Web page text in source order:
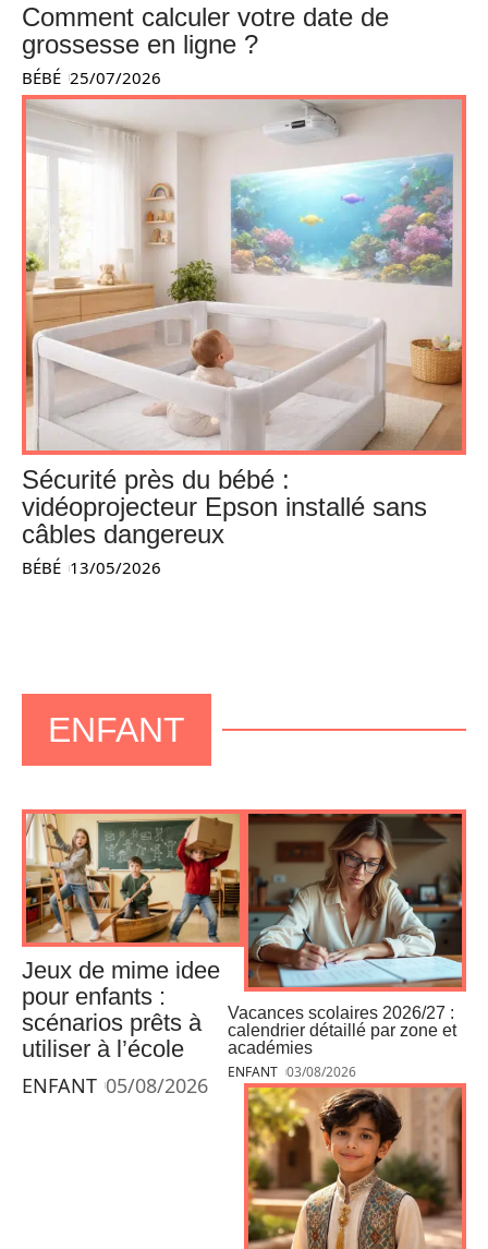
Comment calculer votre date de
grossesse en ligne ?
BÉBÉ 25/07/2026
Sécurité près du bébé :
vidéoprojecteur Epson installé sans
câbles dangereux
BÉBÉ 13/05/2026
ENFANT
Jeux de mime idee
pour enfants :
scénarios prêts à
utiliser à l’école
ENFANT 05/08/2026
Vacances scolaires 2026/27 :
calendrier détaillé par zone et
académies
ENFANT 03/08/2026